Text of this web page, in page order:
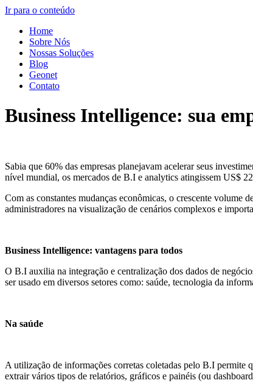
Ir para o conteúdo
Home
Sobre Nós
Nossas Soluções
Blog
Geonet
Contato
Business Intelligence: sua
Sabia que 60% das empresas planejavam acelerar seus
nível mundial, os mercados de B.I e analytics atingissem US$
Com as constantes mudanças econômicas, o crescente volume
administradores na visualização de cenários complexos e
Business Intelligence: vantagens para todos
O B.I auxilia na integração e centralização dos dados de
ser usado em diversos setores como: saúde, tecnologia da
Na saúde
A utilização de informações corretas coletadas pelo B.I permite
extrair vários tipos de relatórios, gráficos e painéis (ou